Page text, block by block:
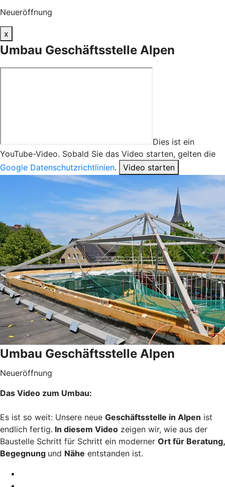
Neueröffnung
x
Umbau Geschäftsstelle Alpen
Dies ist ein
YouTube-Video. Sobald Sie das Video starten, gelten die
Google Datenschutzrichtlinien. Video starten
Umbau Geschäftsstelle Alpen
Neueröffnung
Das Video zum Umbau:
Es ist so weit: Unsere neue Geschäftsstelle in Alpen ist
endlich fertig. In diesem Video zeigen wir, wie aus der
Baustelle Schritt für Schritt ein moderner Ort für Beratung,
Begegnung und Nähe entstanden ist.